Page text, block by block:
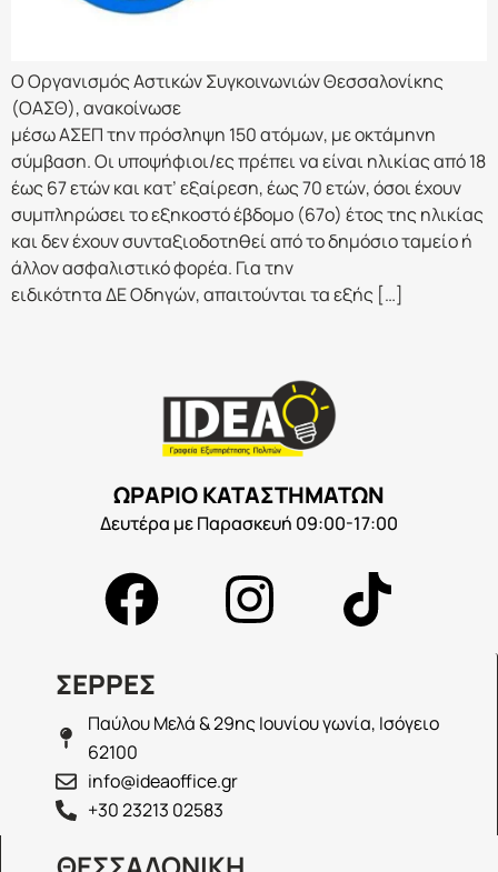
Ο Οργανισμός Αστικών Συγκοινωνιών Θεσσαλονίκης
(ΟΑΣΘ), ανακοίνωσε
μέσω ΑΣΕΠ την πρόσληψη 150 ατόμων, με οκτάμηνη
σύμβαση. Οι υποψήφιοι/ες πρέπει να είναι ηλικίας από 18
έως 67 ετών και κατ’ εξαίρεση, έως 70 ετών, όσοι έχουν
συμπληρώσει το εξηκοστό έβδομο (67ο) έτος της ηλικίας
και δεν έχουν συνταξιοδοτηθεί από το δημόσιο ταμείο ή
άλλον ασφαλιστικό φορέα. Για την
ειδικότητα ΔΕ Οδηγών, απαιτούνται τα εξής […]
ΩΡΑΡΙΟ ΚΑΤΑΣΤΗΜΑΤΩΝ
Δευτέρα με Παρασκευή 09:00-17:00
ΣΕΡΡΕΣ
Παύλου Μελά & 29ης Ιουνίου γωνία, Ισόγειο
62100
info@ideaoffice.gr
+30 23213 02583